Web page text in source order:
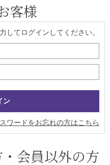
客様
してログインしてください。
ワードをお忘れの方はこちら
会員以外の方